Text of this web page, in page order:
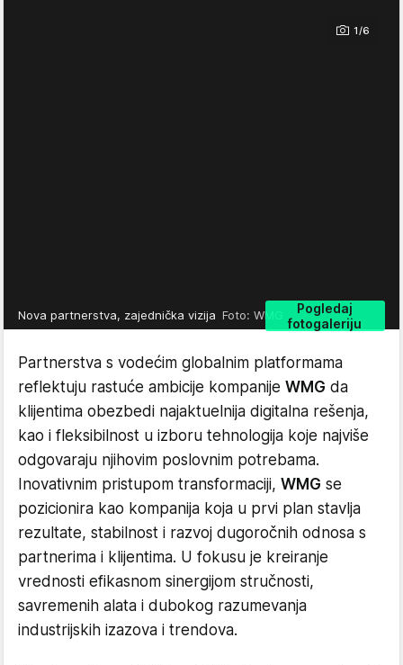
1/6
Pogledaj
fotogaleriju
Nova partnerstva, zajednička vizija Foto: WMG
Partnerstva s vodećim globalnim platformama
reflektuju rastuće ambicije kompanije WMG da
klijentima obezbedi najaktuelnija digitalna rešenja,
kao i fleksibilnost u izboru tehnologija koje najviše
odgovaraju njihovim poslovnim potrebama.
Inovativnim pristupom transformaciji, WMG se
pozicionira kao kompanija koja u prvi plan stavlja
rezultate, stabilnost i razvoj dugoročnih odnosa s
partnerima i klijentima. U fokusu je kreiranje
vrednosti efikasnom sinergijom stručnosti,
savremenih alata i dubokog razumevanja
industrijskih izazova i trendova.